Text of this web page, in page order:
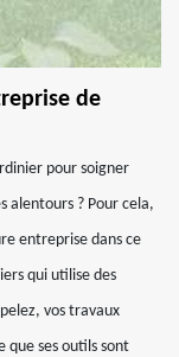
de
pour soigner
alentours ? Pour cela,
entreprise dans ce
qui utilise des
vos travaux
que ses outils sont